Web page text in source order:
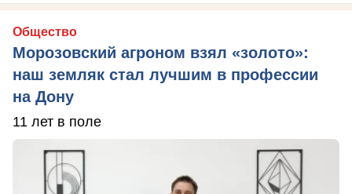
Общество
Морозовский агроном взял «золото»:
наш земляк стал лучшим в профессии
на Дону
11 лет в поле